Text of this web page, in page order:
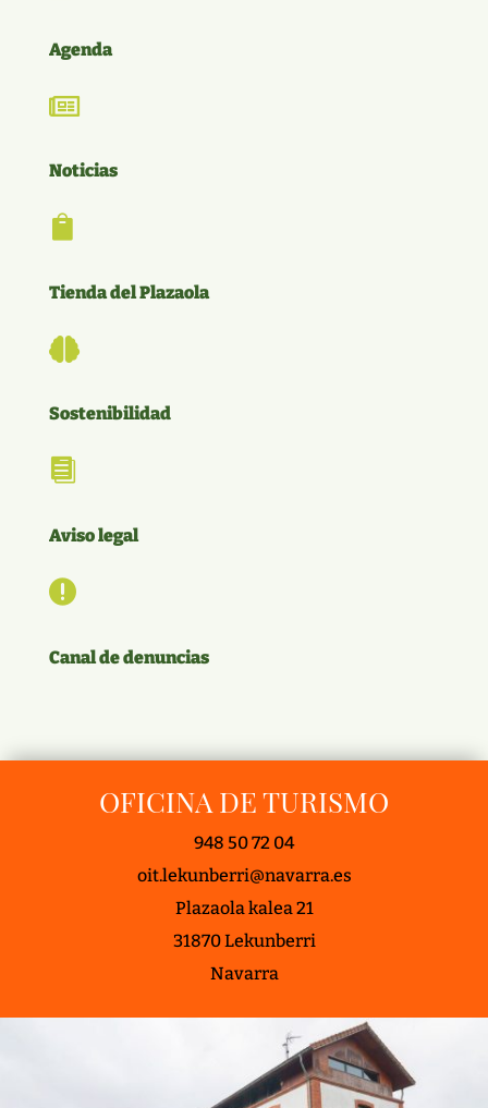
Agenda

Noticias

Tienda del Plazaola

Sostenibilidad

Aviso legal

Canal de denuncias
OFICINA DE TURISMO
948 50 72 04
oit.lekunberri@navarra.es
Plazaola kalea 21
31870 Lekunberri
Navarra